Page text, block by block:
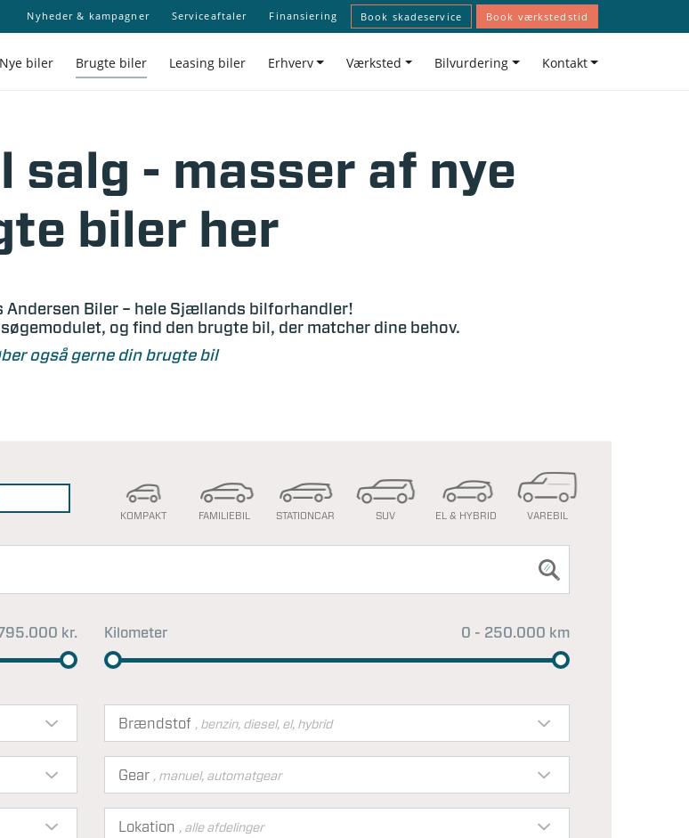
Nyheder & kampagner Serviceaftaler Finansiering Book skadeservice Book værkstedstid
Nye biler Brugte biler Leasing biler Erhverv Værksted Bilvurdering Kontakt
salg - masser af nye
biler her
Andersen Biler – hele Sjællands bilforhandler!
og find den brugte bil, der matcher dine behov.
også gerne din brugte bil
KOMPAKT FAMILIEBIL STATIONCAR SUV EL & HYBRID VAREBIL
kr. Kilometer 0 - 250.000 km
Brændstof , benzin, diesel, el, hybrid
Gear , manuel, automatgear
Lokation , alle afdelinger